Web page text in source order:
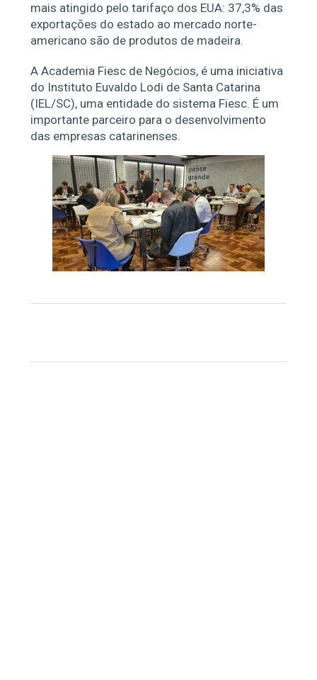
mais atingido pelo tarifaço dos EUA: 37,3% das
exportações do estado ao mercado norte-
americano são de produtos de madeira.
A Academia Fiesc de Negócios, é uma iniciativa
do Instituto Euvaldo Lodi de Santa Catarina
(IEL/SC), uma entidade do sistema Fiesc. É um
importante parceiro para o desenvolvimento
das empresas catarinenses.